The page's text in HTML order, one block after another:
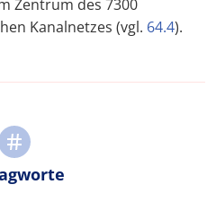
Zentrum des 7300
Kanalnetzes (vgl. 64.4).